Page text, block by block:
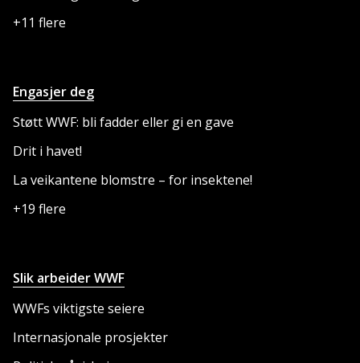
+11 flere
Engasjer deg
Støtt WWF: bli fadder eller gi en gave
Drit i havet!
La veikantene blomstre – for insektene!
+19 flere
Slik arbeider WWF
WWFs viktigste seiere
Internasjonale prosjekter